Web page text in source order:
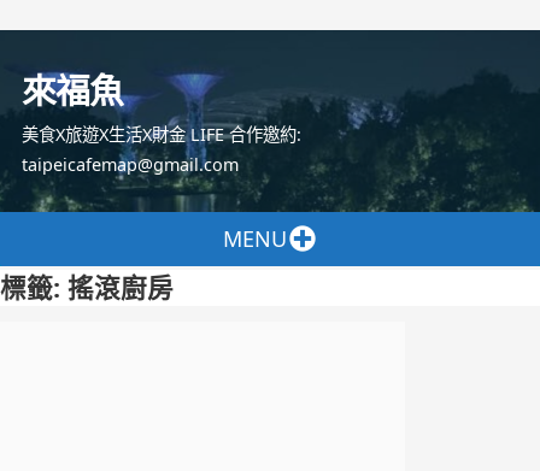
容
來福魚
美食X旅遊X生活X財金 LIFE 合作邀約:
taipeicafemap@gmail.com
MENU
標籤: 搖滾廚房